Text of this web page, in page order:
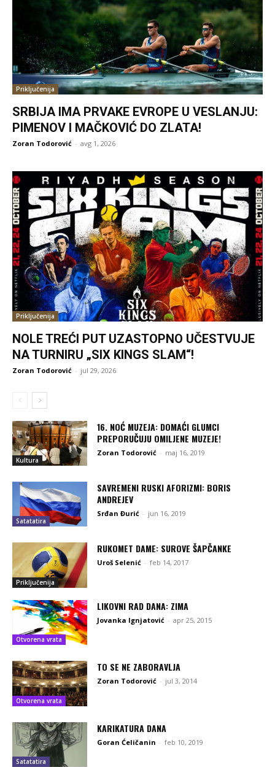
Priključenija
SRBIJA IMA PRVAKE EVROPE U VESLANJU:
PIMENOV I MAČKOVIĆ DO ZLATA!
Zoran Todorović - avg 1, 2026
Priključenija
NOLE TREĆI PUT UZASTOPNO UČESTVUJE
NA TURNIRU „SIX KINGS SLAM“!
Zoran Todorović - jul 29, 2026
Kultura
16. NOĆ MUZEJA: DOMAĆI GLUMCI
PREPORUČUJU OMILJENE MUZEJE!
Zoran Todorović - maj 16, 2019
Satatatira
SAVREMENI RUSKI AFORIZMI: BORIS
ANDREJEV
Srđan Đurić - jun 16, 2019
Priključenija
RUKOMET DAME: SUROVE ŠAPČANKE
Uroš Selenić - feb 14, 2017
Otvorena vrata
LIKOVNI RAD DANA: ZIMA
Jovanka Ignjatović - apr 25, 2015
Otvorena vrata
TO SE NE ZABORAVLJA
Zoran Todorović - jul 3, 2014
Satatatira
KARIKATURA DANA
Goran Ćeličanin - feb 10, 2019